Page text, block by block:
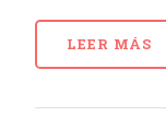
LEER MÁS